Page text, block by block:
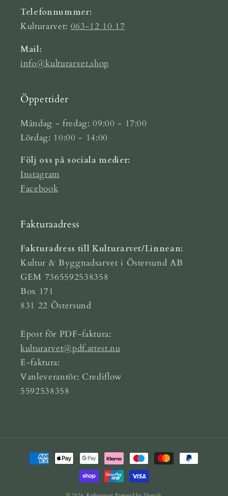
Telefonnummer:
Kulturarvet: 063-12 10 17
Mail:
info@kulturarvet.shop
Öppettider
Måndag - fredag: 09:00 - 17:00
Lördag: 10:00 - 14:00
Följ oss på sociala medier:
Instagram
Facebook
Fakturaadress
Fakturadress till Kulturarvet/Linnean:
Kultur & Byggnadsarvet i Östersund AB
GEM 7365592538358
Box 171
831 22 Östersund
Epost för PDF-faktura:
kulturarvet@pdf.attest.nu
E-faktura:
Vanleverantör: Crediflow
5592538358
Betalningsmetoder